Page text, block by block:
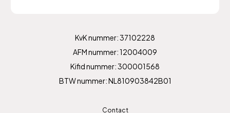
KvK nummer: 37102228
AFM nummer: 12004009
Kifid nummer: 300001568
BTW nummer: NL810903842B01
Contact